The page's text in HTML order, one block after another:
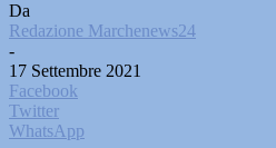
Da
Redazione Marchenews24
-
17 Settembre 2021
Facebook
Twitter
WhatsApp